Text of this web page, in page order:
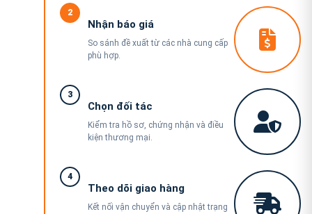
2
Nhận báo giá
So sánh đề xuất từ các nhà cung cấp
phù hợp.
3
Chọn đối tác
Kiểm tra hồ sơ, chứng nhận và điều
kiện thương mại.
4
Theo dõi giao hàng
Kết nối vận chuyển và cập nhật trạng